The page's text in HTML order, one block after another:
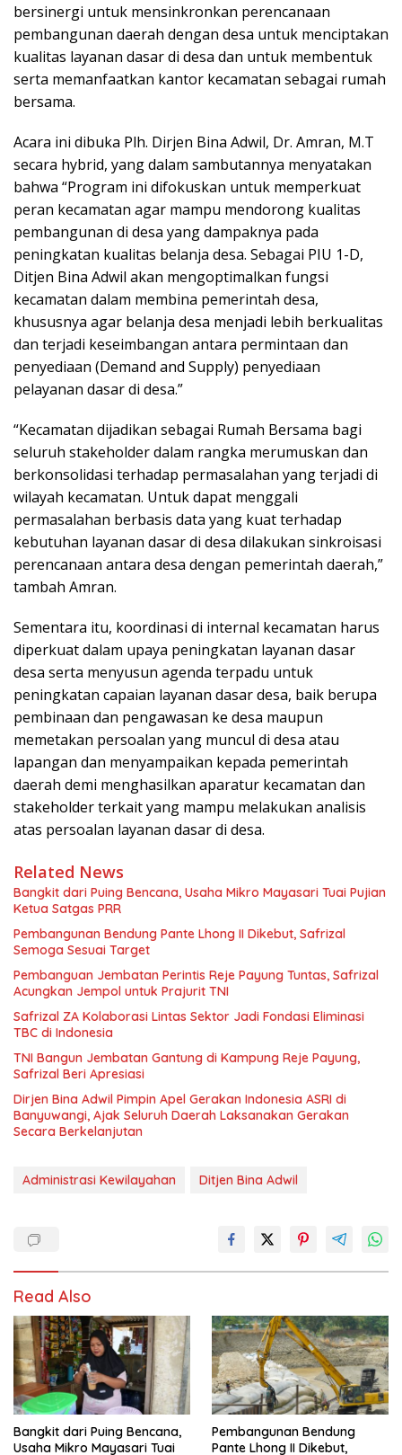
bersinergi untuk mensinkronkan perencanaan
pembangunan daerah dengan desa untuk menciptakan
kualitas layanan dasar di desa dan untuk membentuk
serta memanfaatkan kantor kecamatan sebagai rumah
bersama.
Acara ini dibuka Plh. Dirjen Bina Adwil, Dr. Amran, M.T
secara hybrid, yang dalam sambutannya menyatakan
bahwa “Program ini difokuskan untuk memperkuat
peran kecamatan agar mampu mendorong kualitas
pembangunan di desa yang dampaknya pada
peningkatan kualitas belanja desa. Sebagai PIU 1-D,
Ditjen Bina Adwil akan mengoptimalkan fungsi
kecamatan dalam membina pemerintah desa,
khususnya agar belanja desa menjadi lebih berkualitas
dan terjadi keseimbangan antara permintaan dan
penyediaan (Demand and Supply) penyediaan
pelayanan dasar di desa.”
“Kecamatan dijadikan sebagai Rumah Bersama bagi
seluruh stakeholder dalam rangka merumuskan dan
berkonsolidasi terhadap permasalahan yang terjadi di
wilayah kecamatan. Untuk dapat menggali
permasalahan berbasis data yang kuat terhadap
kebutuhan layanan dasar di desa dilakukan sinkroisasi
perencanaan antara desa dengan pemerintah daerah,”
tambah Amran.
Sementara itu, koordinasi di internal kecamatan harus
diperkuat dalam upaya peningkatan layanan dasar
desa serta menyusun agenda terpadu untuk
peningkatan capaian layanan dasar desa, baik berupa
pembinaan dan pengawasan ke desa maupun
memetakan persoalan yang muncul di desa atau
lapangan dan menyampaikan kepada pemerintah
daerah demi menghasilkan aparatur kecamatan dan
stakeholder terkait yang mampu melakukan analisis
atas persoalan layanan dasar di desa.
Related News
Bangkit dari Puing Bencana, Usaha Mikro Mayasari Tuai Pujian
Ketua Satgas PRR
Pembangunan Bendung Pante Lhong II Dikebut, Safrizal
Semoga Sesuai Target
Pembanguan Jembatan Perintis Reje Payung Tuntas, Safrizal
Acungkan Jempol untuk Prajurit TNI
Safrizal ZA Kolaborasi Lintas Sektor Jadi Fondasi Eliminasi
TBC di Indonesia
TNI Bangun Jembatan Gantung di Kampung Reje Payung,
Safrizal Beri Apresiasi
Dirjen Bina Adwil Pimpin Apel Gerakan Indonesia ASRI di
Banyuwangi, Ajak Seluruh Daerah Laksanakan Gerakan
Secara Berkelanjutan
Administrasi Kewilayahan Ditjen Bina Adwil
Read Also
Bangkit dari Puing Bencana,
Usaha Mikro Mayasari Tuai
Pembangunan Bendung
Pante Lhong II Dikebut,